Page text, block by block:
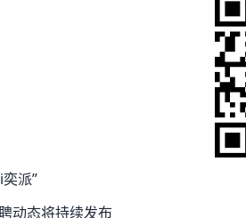
派”
动态将持续发布